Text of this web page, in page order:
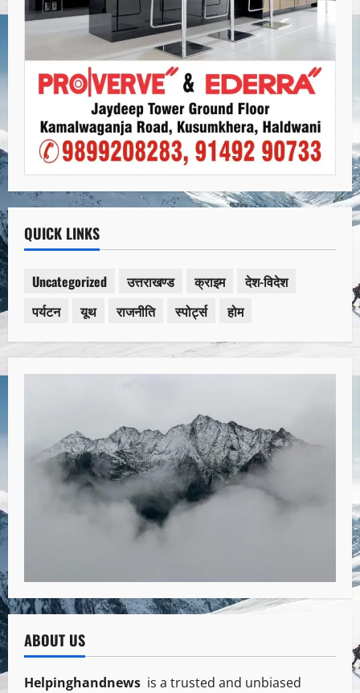
QUICK LINKS
Uncategorized उत्तराखण्ड क्राइम
देश-विदेश
पर्यटन
यूथ राजनीति स्पोर्ट्स होम
ABOUT US
Helpinghandnews is a trusted and unbiased